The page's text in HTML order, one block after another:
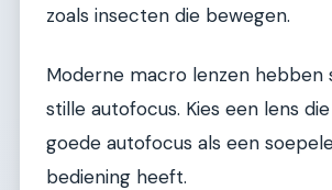
zoals insecten die bewegen.
Moderne macro lenzen hebben
stille autofocus. Kies een lens
goede autofocus als een
bediening heeft.